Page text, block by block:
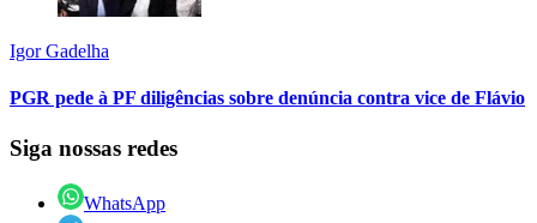
Igor Gadelha
PGR pede à PF diligências sobre denúncia contra vice de Flávio
Siga nossas redes
WhatsApp